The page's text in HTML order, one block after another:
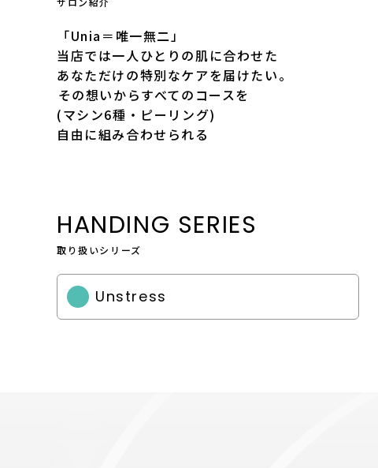
「Unia＝唯一無二」
当店では一人ひとりの肌に合わせた
あなただけの特別なケアを届けたい。
⁡その想いからすべてのコースを
(マシン6種・ピーリング)
自由に組み合わせられる
HANDING SERIES
取り扱いシリーズ
Unstress